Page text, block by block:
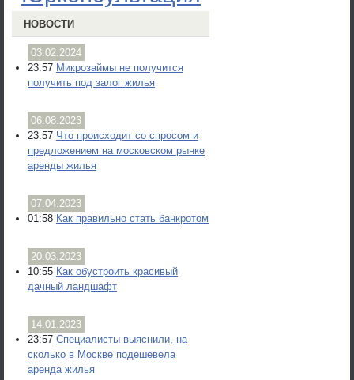
НОВОСТИ
03.02.2024
23:57 Микрозаймы не получится
получить под залог жилья
06.08.2023
23:57 Что происходит со спросом и
предложением на московском рынке
аренды жилья
07.04.2023
01:58 Как правильно стать банкротом
20.03.2023
10:55 Как обустроить красивый
дачный ландшафт
14.01.2023
23:57 Специалисты выяснили, на
сколько в Москве подешевела
аренда жилья